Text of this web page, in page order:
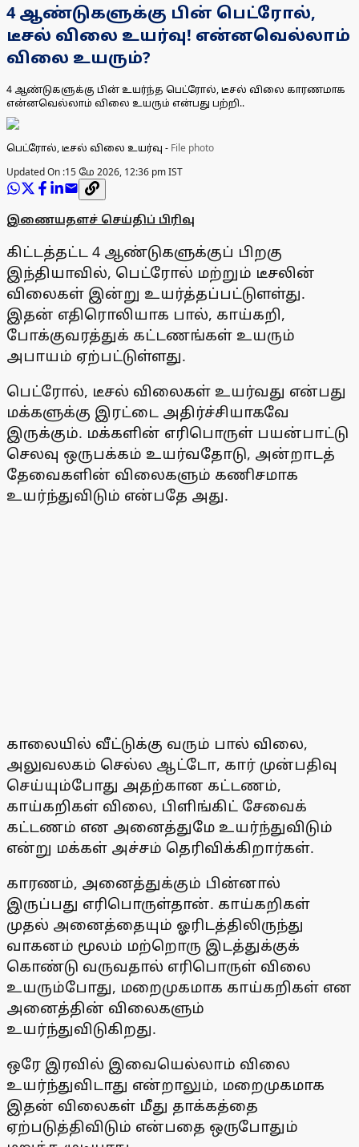
4 ஆண்டுகளுக்கு பின் பெட்ரோல்,
டீசல் விலை உயர்வு! என்னவெல்லாம்
விலை உயரும்?
4 ஆண்டுகளுக்கு பின் உயர்ந்த பெட்ரோல், டீசல் விலை காரணமாக
என்னவெல்லாம் விலை உயரும் என்பது பற்றி..
பெட்ரோல், டீசல் விலை உயர்வு - File photo
Updated On :15 மே 2026, 12:36 pm IST
இணையதளச் செய்திப் பிரிவு
கிட்டத்தட்ட 4 ஆண்டுகளுக்குப் பிறகு
இந்தியாவில், பெட்ரோல் மற்றும் டீசலின்
விலைகள் இன்று உயர்த்தப்பட்டுளள்து.
இதன் எதிரொலியாக பால், காய்கறி,
போக்குவரத்துக் கட்டணங்கள் உயரும்
அபாயம் ஏற்பட்டுள்ளது.
பெட்ரோல், டீசல் விலைகள் உயர்வது என்பது
மக்களுக்கு இரட்டை அதிர்ச்சியாகவே
இருக்கும். மக்களின் எரிபொருள் பயன்பாட்டு
செலவு ஒருபக்கம் உயர்வதோடு, அன்றாடத்
தேவைகளின் விலைகளும் கணிசமாக
உயர்ந்துவிடும் என்பதே அது.
காலையில் வீட்டுக்கு வரும் பால் விலை,
அலுவலகம் செல்ல ஆட்டோ, கார் முன்பதிவு
செய்யும்போது அதற்கான கட்டணம்,
காய்கறிகள் விலை, பிளிங்கிட் சேவைக்
கட்டணம் என அனைத்துமே உயர்ந்துவிடும்
என்று மக்கள் அச்சம் தெரிவிக்கிறார்கள்.
காரணம், அனைத்துக்கும் பின்னால்
இருப்பது எரிபொருள்தான். காய்கறிகள்
முதல் அனைத்தையும் ஓரிடத்திலிருந்து
வாகனம் மூலம் மற்றொரு இடத்துக்குக்
கொண்டு வருவதால் எரிபொருள் விலை
உயரும்போது, மறைமுகமாக காய்கறிகள் என
அனைத்தின் விலைகளும்
உயர்ந்துவிடுகிறது.
ஒரே இரவில் இவையெல்லாம் விலை
உயர்ந்துவிடாது என்றாலும், மறைமுகமாக
இதன் விலைகள் மீது தாக்கத்தை
ஏற்படுத்திவிடும் என்பதை ஒருபோதும்